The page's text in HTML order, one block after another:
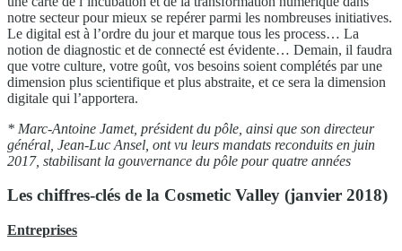
notre secteur pour mieux se repérer parmi les nombreuses initiatives.
Le digital est à l’ordre du jour et marque tous les process… La
notion de diagnostic et de connecté est évidente… Demain, il faudra
que votre culture, votre goût, vos besoins soient complétés par une
dimension plus scientifique et plus abstraite, et ce sera la dimension
digitale qui l’apportera.
* Marc-Antoine Jamet, président du pôle, ainsi que son directeur
général, Jean-Luc Ansel, ont vu leurs mandats reconduits en juin
2017, stabilisant la gouvernance du pôle pour quatre années
Les chiffres-clés de la Cosmetic Valley (janvier 2018)
Entreprises